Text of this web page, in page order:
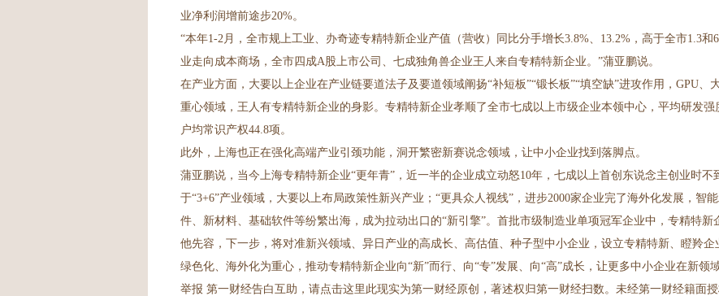
业净利润增前途步20%。
“本年1-2月，全市规上工业、办奇迹专精特新企业产值（营收）同比分手增长3.8%、13.2%，高于全市1.3
业走向成本商场，全市四成A股上市公司、七成独角兽企业王人来自专精特新企业。”蒲亚鹏说。
在产业方面，大要以上企业在产业链要道法子及要道领域阐扬“补短板”“锻长板”“填空缺”进攻作用，GPU
重心领域，王人有专精特新企业的身影。专精特新企业孝顺了全市七成以上市级企业本领中心，平均研发强
户均常识产权44.8项。
此外，上海也正在强化高端产业引颈功能，洞开繁密新赛说念领域，让中小企业找到落脚点。
蒲亚鹏说，当今上海专精特新企业“更年青”，近一半的企业成立动怒10年，七成以上首创东说念主创业时不
于“3+6”产业领域，大要以上布局政策性新兴产业；“更具众人视线”，进步2000家企业完了海外化发展，智
件、新材料、基础软件等纷繁出海，成为拉动出口的“新引擎”。首批市级制造业单项冠军企业中，专精特新
他先容，下一步，将对准新兴领域、异日产业的高成长、高估值、种子型中小企业，设立专精特新、瞪羚企
绿色化、海外化为重心，推动专精特新企业向“新”而行、向“专”发展、向“高”成长，让更多中小企业在新领
举报 第一财经告白互助，请点击这里此现实为第一财经原创，著述权归第一财经扫数。未经第一财经籍面